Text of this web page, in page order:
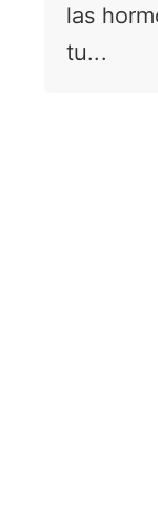
las
tu...